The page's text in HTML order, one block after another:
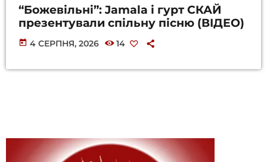
“Божевільні”: Jamala і гурт СКАЙ
презентували спільну пісню (ВІДЕО)
today 4 СЕРПНЯ, 2026 14